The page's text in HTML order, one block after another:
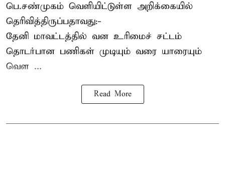
பெ.சண்முகம் வெளியிட்டுள்ள அறிக்கையில்
தெரிவித்திருப்பதாவது:-
தேனி மாவட்டத்தில் வன உரிமைச் சட்டம்
தொடர்பான பணிகள் முடியும் வரை யாரையும்
வெள ...
Read More